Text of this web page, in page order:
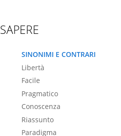
SAPERE
SINONIMI E CONTRARI
Libertà
Facile
Pragmatico
Conoscenza
Riassunto
Paradigma